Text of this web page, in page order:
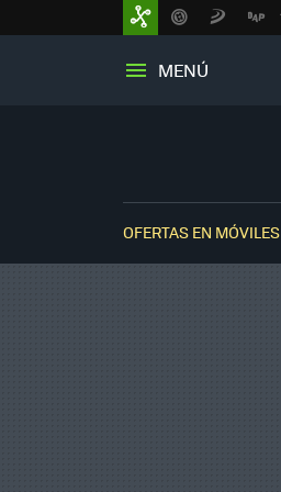
MENÚ
OFERTAS EN MÓVILES